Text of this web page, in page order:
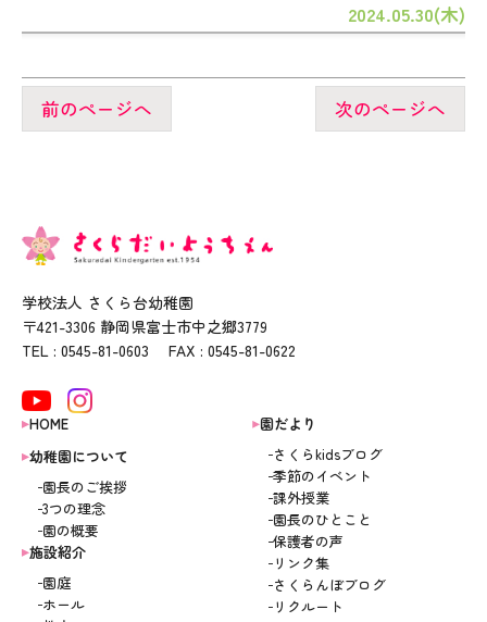
2024.05.30(木)
前のページへ 次のページへ
学校法人 さくら台幼稚園
〒421-3306 静岡県富士市中之郷3779
TEL : 0545-81-0603 FAX : 0545-81-0622
HOME
幼稚園について
園長のご挨拶
3つの理念
園の概要
施設紹介
園庭
ホール
園だより
さくらkidsブログ
季節のイベント
課外授業
園長のひとこと
保護者の声
リンク集
さくらんぼブログ
リクルート